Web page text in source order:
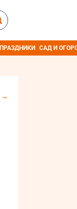
ПРАЗДНИКИ САД И